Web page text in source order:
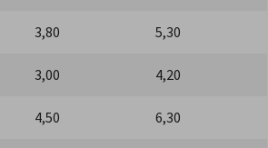
3,80 5,30
3,00 4,20
4,50 6,30